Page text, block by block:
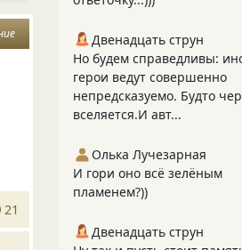
21
Двенадцать струн
Но будем справедливы:
герои ведут совершенно
непредсказуемо. Будто
вселяется.И авт...
Олька Лучезарная
И гори оно всё зелёным
пламенем?))
Двенадцать струн